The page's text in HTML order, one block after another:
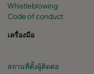
Whistleblowing
Code of conduct
เครื่องมือ
สถานที่ตั้งผู้ติดต่อ